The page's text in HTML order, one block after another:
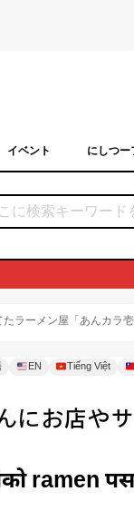
イベント にしつー
ラーメン屋「あんカラ
EN Tiếng Việt
ramen